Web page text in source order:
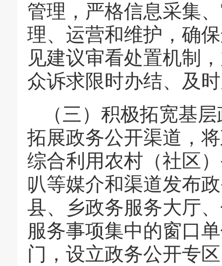
管理，严格信息采集
理、运营和维护，确
见建议审看处置机制
众诉求限时办结、及
（三）积极拓宽基
拓展政务公开渠道，
综合利用农村（社区
叭等媒介和渠道发布
县、乡政务服务大厅
服务事项集中的窗口
门，设立政务公开专